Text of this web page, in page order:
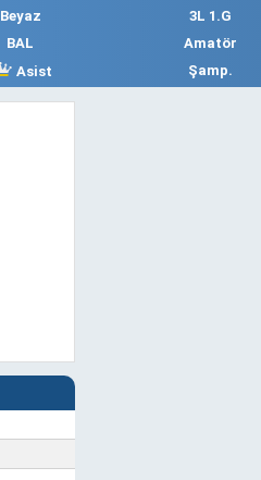
Beyaz
3L 1.G
BAL
Amatör
Asist Şamp.